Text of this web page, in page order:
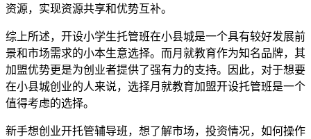
资源，实现资源共享和优势互补。
综上所述，开设小学生托管班在小县城是一个具有较好发展前
景和市场需求的小本生意选择。而月就教育作为知名品牌，其
加盟优势更是为创业者提供了强有力的支持。因此，对于想要
在小县城创业的人来说，选择月就教育加盟开设托管班是一个
值得考虑的选择。
新手想创业开托管辅导班，想了解市场，投资情况，如何操作